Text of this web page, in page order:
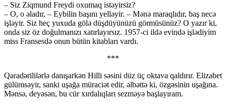
– Siz Ziqmund Freydi oxumaq istəyirsiz?
– O, o əladır, – Eybilin başını yelləyir. – Mənə maraqlıdır, baş necə
işləyir. Siz heç yuxuda gölə düşdüyünüzü görmüsünüz? O yazır ki,
onda siz öz doğulmanızı xatırlayırsız. 1957-ci ildə evində işlədiyim
miss Fransesdə onun bütün kitabları vardı.
***
Qaradərililərlə danışarkən Hilli səsini düz üç oktava qaldırır. Elizabet
gülümsəyir, sanki uşağa müraciət edir, əlbəttə ki, özgəsinin uşağına.
Mənsə, deyəsən, bu cür xırdalıqları sezməyə başlayıram.